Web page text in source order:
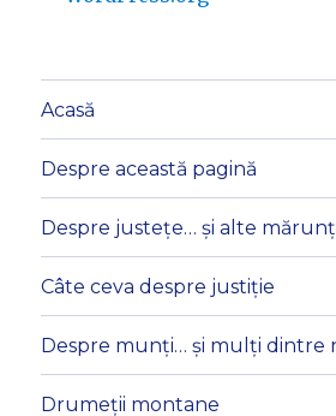
Acasă
Despre această pagină
Despre justețe… și alte
Câte ceva despre justiție
Despre munți… și mulți dintre
Drumeții montane